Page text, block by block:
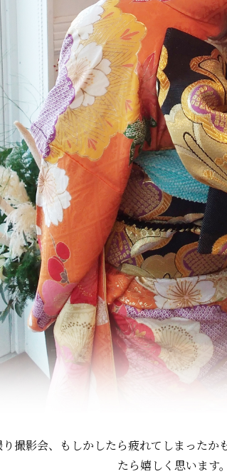
撮影会、もしかしたら疲れてしまった
たら嬉しく思います。